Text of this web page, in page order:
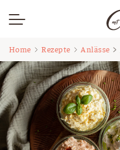
springen
Home Rezepte Anlässe